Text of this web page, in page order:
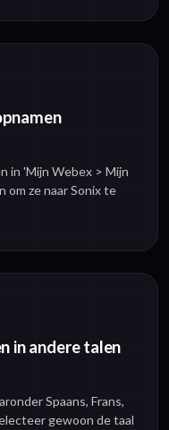
in 'Mijn Webex > Mijn
om ze naar Sonix te
in andere talen
Spaans, Frans,
gewoon de taal